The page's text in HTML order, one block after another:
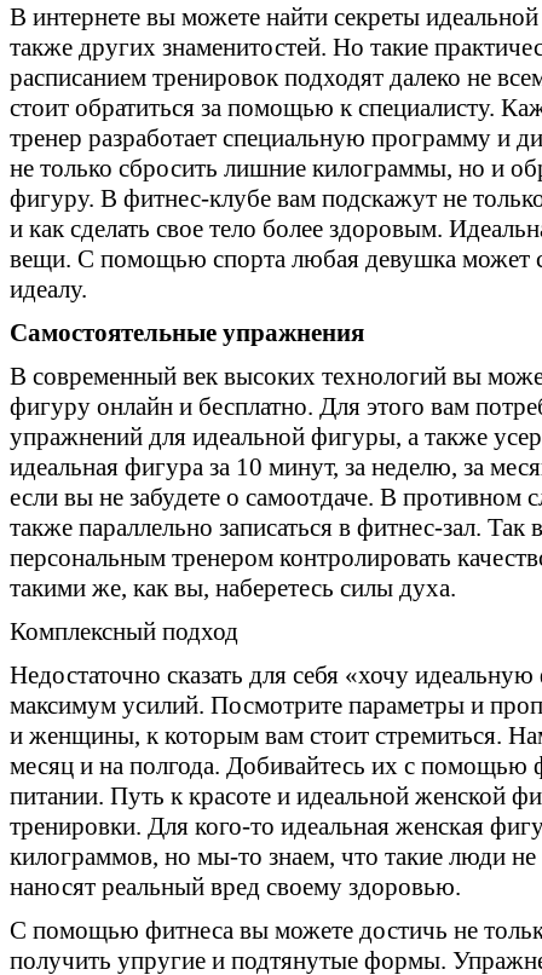
В интернете вы можете найти секреты
также других знаменитостей. Но такие
расписанием тренировок подходят далеко не
стоит обратиться за помощью к специалисту.
тренер разработает специальную программу и
не только сбросить лишние килограммы, но и
фигуру. В фитнес-клубе вам подскажут не
и как сделать свое тело более здоровым.
вещи. С помощью спорта любая девушка может
идеалу.
Самостоятельные упражнения
В современный век высоких технологий вы
фигуру онлайн и бесплатно. Для этого вам
упражнений для идеальной фигуры, а также
идеальная фигура за 10 минут, за неделю, за
если вы не забудете о самоотдаче. В противном
также параллельно записаться в фитнес-зал.
персональным тренером контролировать
такими же, как вы, наберетесь силы духа.
Комплексный подход
Недостаточно сказать для себя «хочу
максимум усилий. Посмотрите параметры и
и женщины, к которым вам стоит стремиться.
месяц и на полгода. Добивайтесь их с помощью
питании. Путь к красоте и идеальной женской
тренировки. Для кого-то идеальная женская
килограммов, но мы-то знаем, что такие люди
наносят реальный вред своему здоровью.
С помощью фитнеса вы можете достичь не
получить упругие и подтянутые формы.